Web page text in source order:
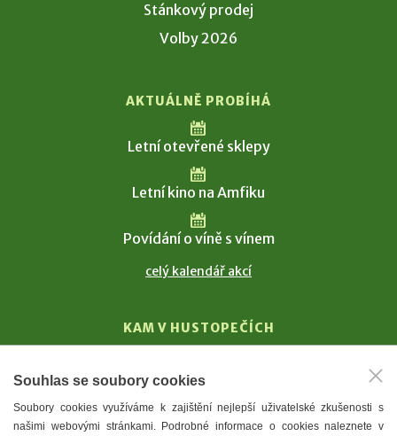
Stánkový prodej
Volby 2026
AKTUÁLNĚ PROBÍHÁ
Letní otevřené sklepy
Letní kino na Amfiku
Povídání o víně s vínem
celý kalendář akcí
KAM V HUSTOPEČÍCH
T. G. Masaryk
Mandloně
Souhlas se soubory cookies
Soubory cookies využíváme k zajištění nejlepší uživatelské zkušenosti s
našimi webovými stránkami. Podrobné informace o cookies naleznete v